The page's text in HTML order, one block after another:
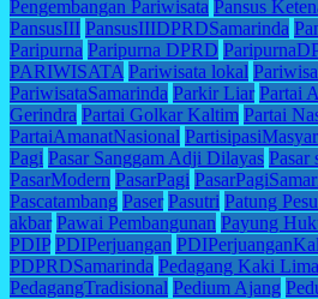
Pengembangan Pariwisata Pansus
PansusIII PansusIIIDPRDSamarinda
Paripurna Paripurna DPRD
PARIWISATA Pariwisata lokal
PariwisataSamarinda Parkir Liar Partai
Gerindra Partai Golkar Kaltim Partai
PartaiAmanatNasional
Pagi Pasar Sanggam Adji Dilayas Pasar
PasarModern PasarPagi
Pascatambang Paser Pasutri Patung
akbar Pawai Pembangunan Payung
PDIP PDIPerjuangan
PDPRDSamarinda Pedagang Kaki Lima
PedagangTradisional Pedium Ajang